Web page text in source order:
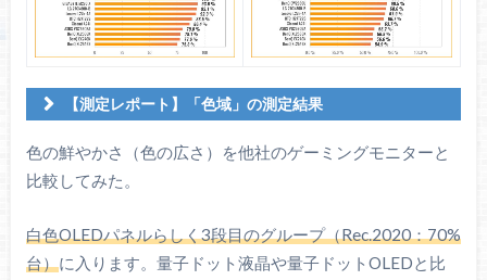
【測定レポート】「色域」の測定結果
色域カバー率
（CIE1976）
色の鮮やかさ（色の広さ）を他社のゲーミングモニターと
比較してみた。
白色OLEDパネルらしく3段目のグループ（Rec.2020：70%
台）に入ります。量子ドット液晶や量子ドットOLEDと比